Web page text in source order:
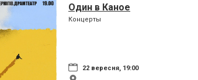
Один в Каное
Концерты
22 вересня, 19:00